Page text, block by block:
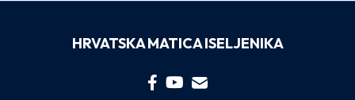
HRVATSKA MATICA ISELJENIKA